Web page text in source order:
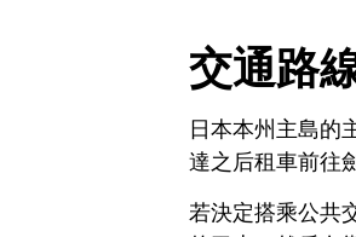
交通路
日本本州主島的
達之后租車前往
若決定搭乘公共